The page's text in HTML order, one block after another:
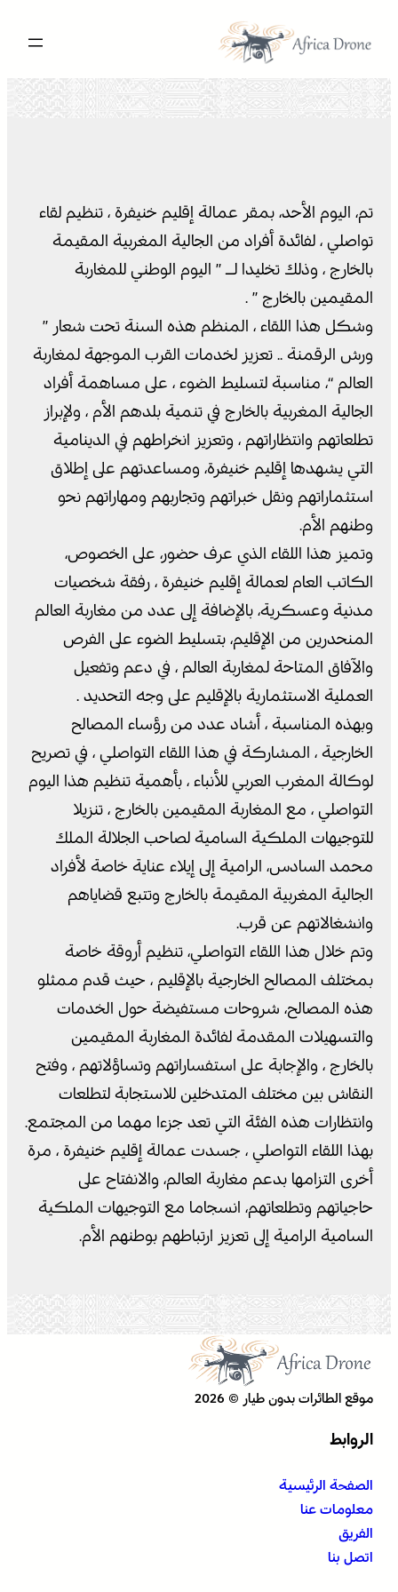
المحتوى
تم، اليوم الأحد، بمقر عمالة إقليم خنيفرة ، تنظيم لقاء
تواصلي ، لفائدة أفراد من الجالية المغربية المقيمة
بالخارج ، وذلك تخليدا لـ ” اليوم الوطني للمغاربة
المقيمين بالخارج ” .
وشكل هذا اللقاء ، المنظم هذه السنة تحت شعار ”
ورش الرقمنة .. تعزيز لخدمات القرب الموجهة لمغاربة
العالم “، مناسبة لتسليط الضوء ، على مساهمة أفراد
الجالية المغربية بالخارج في تنمية بلدهم الأم ، ولإبراز
تطلعاتهم وانتظاراتهم ، وتعزيز انخراطهم في الدينامية
التي يشهدها إقليم خنيفرة، ومساعدتهم على إطلاق
استثماراتهم ونقل خبراتهم وتجاربهم ومهاراتهم نحو
وطنهم الأم.
وتميز هذا اللقاء الذي عرف حضور، على الخصوص،
الكاتب العام لعمالة إقليم خنيفرة ، رفقة شخصيات
مدنية وعسكرية، بالإضافة إلى عدد من مغاربة العالم
المنحدرين من الإقليم، بتسليط الضوء على الفرص
والآفاق المتاحة لمغاربة العالم ، في دعم وتفعيل
العملية الاستثمارية بالإقليم على وجه التحديد .
وبهذه المناسبة ، أشاد عدد من رؤساء المصالح
الخارجية ، المشاركة في هذا اللقاء التواصلي ، في تصريح
لوكالة المغرب العربي للأنباء ، بأهمية تنظيم هذا اليوم
التواصلي ، مع المغاربة المقيمين بالخارج ، تنزيلا
للتوجيهات الملكية السامية لصاحب الجلالة الملك
محمد السادس، الرامية إلى إيلاء عناية خاصة لأفراد
الجالية المغربية المقيمة بالخارج وتتبع قضاياهم
وانشغالاتهم عن قرب.
وتم خلال هذا اللقاء التواصلي، تنظيم أروقة خاصة
بمختلف المصالح الخارجية بالإقليم ، حيث قدم ممثلو
هذه المصالح، شروحات مستفيضة حول الخدمات
والتسهيلات المقدمة لفائدة المغاربة المقيمين
بالخارج ، والإجابة على استفساراتهم وتساؤلاتهم ، وفتح
النقاش بين مختلف المتدخلين للاستجابة لتطلعات
وانتظارات هذه الفئة التي تعد جزءا مهما من المجتمع.
بهذا اللقاء التواصلي ، جسدت عمالة إقليم خنيفرة ، مرة
أخرى التزامها بدعم مغاربة العالم، والانفتاح على
حاجياتهم وتطلعاتهم، انسجاما مع التوجيهات الملكية
السامية الرامية إلى تعزيز ارتباطهم بوطنهم الأم.
موقع الطائرات بدون طيار © 2026
الروابط
الصفحة الرئيسية
معلومات عنا
الفريق
اتصل بنا